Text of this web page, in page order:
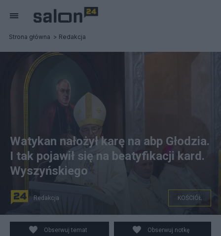
Strona główna Redakcja
Abp Leszek Sławoj Głódź. Fot. arch. PAP/Tytus
Żmijewski
Watykan nałożył karę na abp Głodzia.
I tak pojawił się na beatyfikacji kard.
Wyszyńskiego
Redakcja KOŚCIÓŁ
Obserwuj temat Obserwuj notkę